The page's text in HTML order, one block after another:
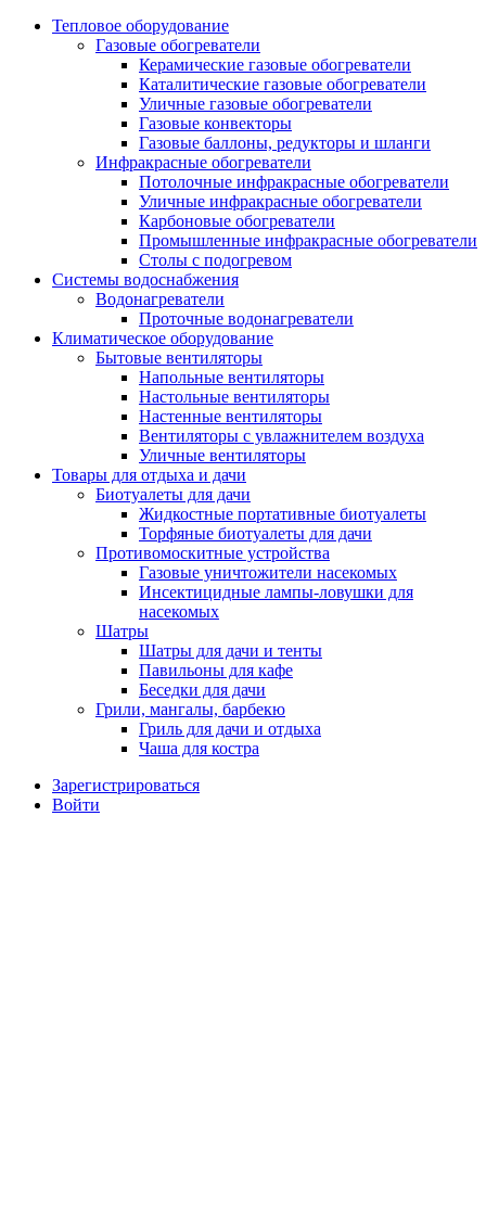
Тепловое оборудование
Газовые обогреватели
Керамические газовые обогреватели
Каталитические газовые обогреватели
Уличные газовые обогреватели
Газовые конвекторы
Газовые баллоны, редукторы и шланги
Инфракрасные обогреватели
Потолочные инфракрасные обогреватели
Уличные инфракрасные обогреватели
Карбоновые обогреватели
Промышленные инфракрасные обогреватели
Столы с подогревом
Системы водоснабжения
Водонагреватели
Проточные водонагреватели
Климатическое оборудование
Бытовые вентиляторы
Напольные вентиляторы
Настольные вентиляторы
Настенные вентиляторы
Вентиляторы с увлажнителем воздуха
Уличные вентиляторы
Товары для отдыха и дачи
Биотуалеты для дачи
Жидкостные портативные биотуалеты
Торфяные биотуалеты для дачи
Противомоскитные устройства
Газовые уничтожители насекомых
Инсектицидные лампы-ловушки для
насекомых
Шатры
Шатры для дачи и тенты
Павильоны для кафе
Беседки для дачи
Грили, мангалы, барбекю
Гриль для дачи и отдыха
Чаша для костра
Зарегистрироваться
Войти